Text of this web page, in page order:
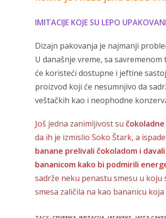
IMITACIJE KOJE SU LEPO
Dizajn pakovanja je najmanji
U današnje vreme, sa
će koristeći dostupne i jeftine
proizvod koji će nesumnjivo da
veštačkih kao i neophodne
Još jedna zanimljivost su
da ih je izmislio Soko Štark, a
banane prelivali čokoladom i
bananicom kako bi podmirili
sadrže neku penastu smesu u
smesa zaličila na kao bananicu